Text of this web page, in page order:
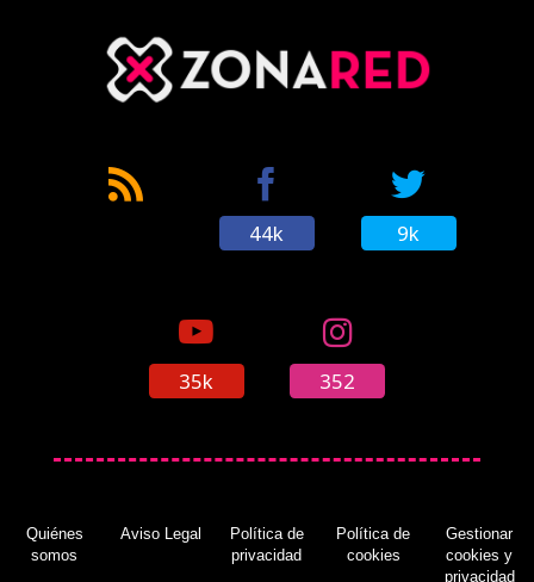
'Aliens: Fireteam Elite' llegará a Nintendo
Switch con una versión en la nube: ya
disponible demo (12/04/2023)
Opinión: 'El Hoyo', la gran triunfadora de
44k 9k
35k 352
Quiénes
somos
Aviso Legal
Política de
privacidad
Política de
cookies
Gestionar
cookies y
privacidad